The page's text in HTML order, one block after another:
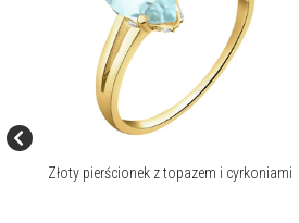
Złoty pierścionek z topazem i cyrkoniami